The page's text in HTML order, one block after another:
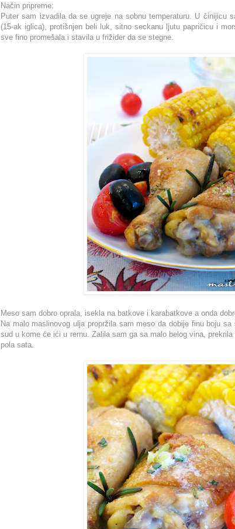
Način pripreme:
Puter sam izvadila da se ugreje na sobnu temperaturu. U činijicu
(15-ak iglica), protišnjen beli luk, sitno seckanu ljutu papričicu i
sve fino promešala i stavila u frižider da se stegne.
Meso sam dobro oprala, isekla na batkove i karabatkove a onda
Na malo maslinovog ulja propržila sam meso da dobije finu boju sa
sud u kome će ići u rernu. Zalila sam ga sa malo belog vina,
pola sata.